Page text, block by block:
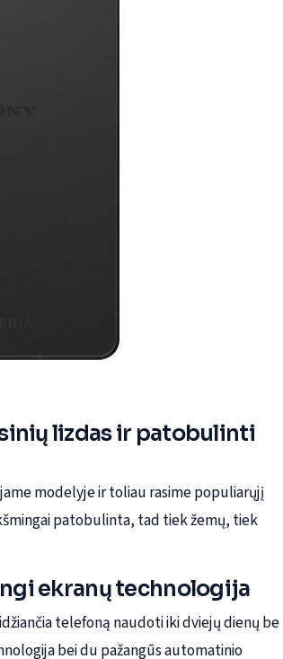
lizdas ir patobulinti
modelyje ir toliau rasime populiarųjį
patobulinta, tad tiek žemų, tiek
ekranų technologija
telefoną naudoti iki dviejų dienų be
bei du pažangūs automatinio